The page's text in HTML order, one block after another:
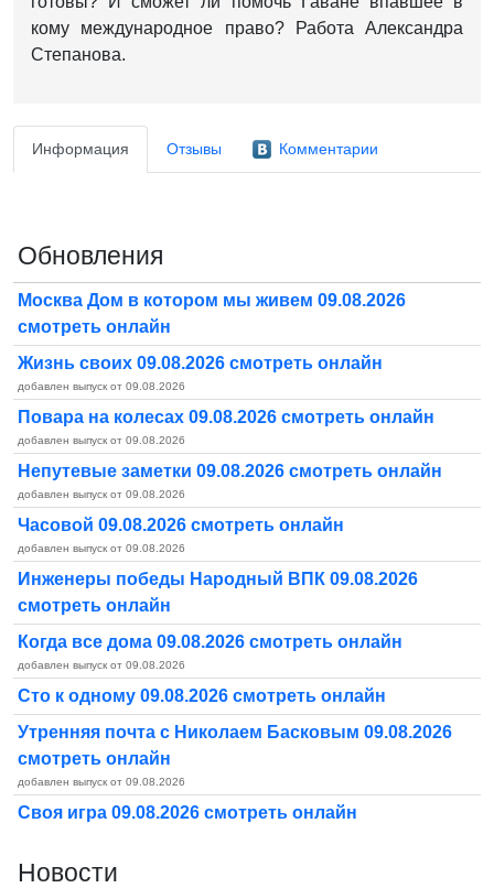
кому международное право? Работа Александра
Степанова.
Информация Отзывы Комментарии
Обновления
Москва Дом в котором мы живем 09.08.2026
смотреть онлайн
Жизнь своих 09.08.2026 смотреть онлайн
добавлен выпуск от 09.08.2026
Повара на колесах 09.08.2026 смотреть онлайн
добавлен выпуск от 09.08.2026
Непутевые заметки 09.08.2026 смотреть онлайн
добавлен выпуск от 09.08.2026
Часовой 09.08.2026 смотреть онлайн
добавлен выпуск от 09.08.2026
Инженеры победы Народный ВПК 09.08.2026
смотреть онлайн
Когда все дома 09.08.2026 смотреть онлайн
добавлен выпуск от 09.08.2026
Сто к одному 09.08.2026 смотреть онлайн
Утренняя почта с Николаем Басковым 09.08.2026
смотреть онлайн
добавлен выпуск от 09.08.2026
Своя игра 09.08.2026 смотреть онлайн
Новости